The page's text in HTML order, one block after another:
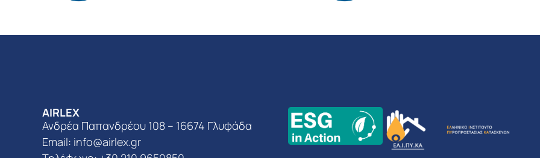
AIRLEX
Ανδρέα Παπανδρέου 108 – 16674 Γλυφάδα
Email: info@airlex.gr